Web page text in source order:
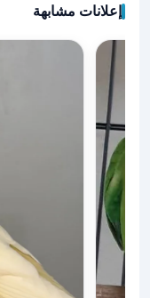
إعلانات مشابهة